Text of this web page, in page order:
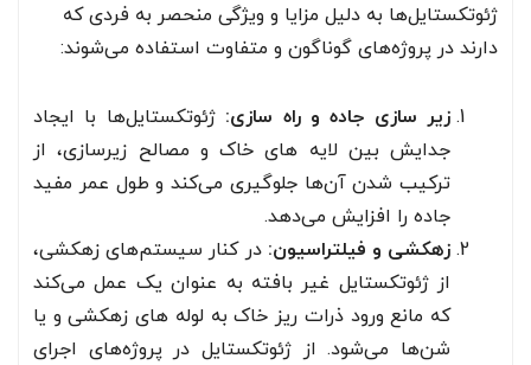
ژئوتکستایل‌ها به دلیل مزایا و ویژگی منحصر به فردی که
دارند در پروژه‌های گوناگون و متفاوت استفاده می‌شوند:
زیر سازی جاده و راه سازی: ژئوتکستایل‌ها با ایجاد
جدایش بین لایه های خاک و مصالح زیرسازی، از
ترکیب شدن آن‌ها جلوگیری می‌کند و طول عمر مفید
جاده را افزایش می‌دهد.
زهکشی و فیلتراسیون:در کنار سیستم‌های زهکشی،
از ژئوتکستایل غیر بافته به عنوان یک عمل می‌کند
که مانع ورود ذرات ریز خاک به لوله های زهکشی و یا
شن‌ها می‌شود. از ژئوتکستایل در پروژه‌های اجرای